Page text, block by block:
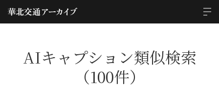
AIキャプション類似検索
（100件）